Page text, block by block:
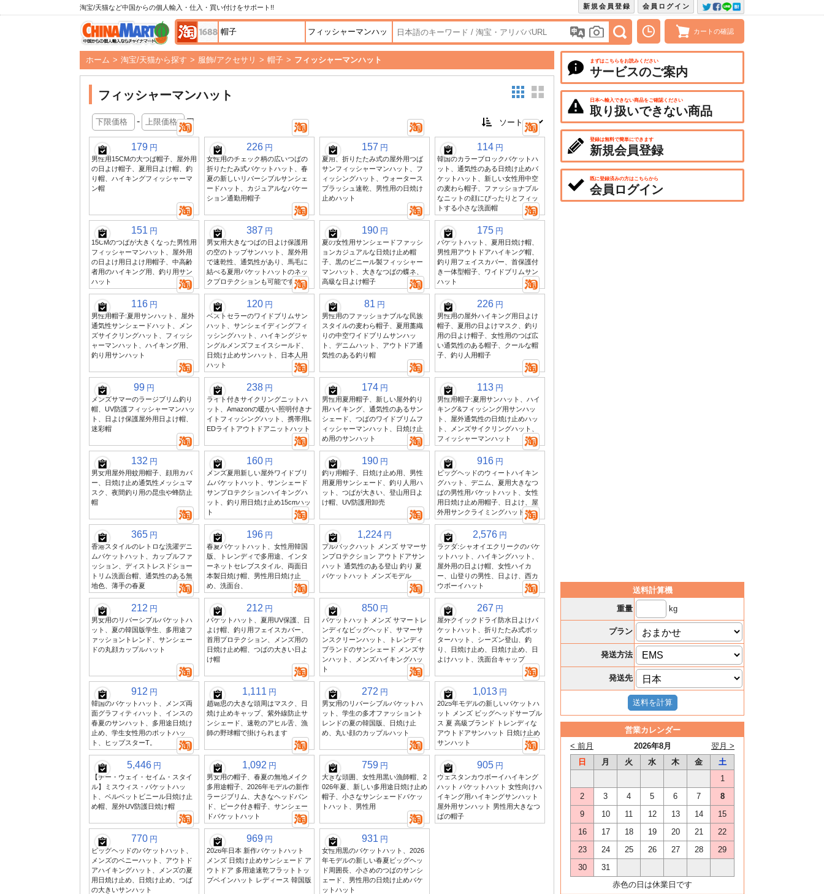
淘宝/天猫など中国からの個人輸入・仕入・買い付けをサポート!! 会員ログイン
新規会員登録
カートの確認
ホーム > 淘宝/天猫から探す > 服飾/アクセサリ > 帽子 > フィッシャーマンハット
フィッシャーマンハット
- 円
179 円
男性用15CMの大つば帽子、屋外用
の日よけ帽子、夏用日よけ帽、釣
り帽、ハイキングフィッシャーマ
ン帽
226 円
女性用のチェック柄の広いつばの
折りたたみ式バケットハット、春
夏の新しいリバーシブルサンシェ
ードハット、カジュアルなバケー
ション通勤用帽子
157 円
夏用、折りたたみ式の屋外用つば
サンフィッシャーマンハット、フ
ィッシングハット、ウォータース
プラッシュ速乾、男性用の日焼け
止めハット
114 円
韓国のカラーブロックバケットハ
ット、通気性のある日焼け止めバ
ケットハット、新しい女性用中空
の麦わら帽子、ファッショナブル
なニットの顔にぴったりとフィッ
トする小さな洗面帽
151 円
15CMのつばが大きくなった男性用
フィッシャーマンハット、屋外用
の日よけ用日よけ用帽子、中高齢
者用のハイキング用、釣り用サン
ハット
387 円
男女用大きなつばの日よけ保護用
の空のトップサンハット、屋外用
で速乾性、通気性があり、馬毛に
結べる夏用バケットハットのネッ
クプロテクションも可能です
190 円
夏の女性用サンシェードファッシ
ョンカジュアルな日焼け止め帽
子、黒のビニール製フィッシャー
マンハット、大きなつばの蝶ネ、
高級な日よけ帽子
175 円
バケットハット、夏用日焼け帽、
男性用アウトドアハイキング帽、
釣り用フェイスカバー、首保護付
き一体型帽子、ワイドブリムサン
ハット
116 円
男性用帽子:夏用サンハット、屋外
通気性サンシェードハット、メン
ズサイクリングハット、フィッシ
ャーマンハット、ハイキング用、
釣り用サンハット
120 円
ベストセラーのワイドブリムサン
ハット、サンシェイディングフィ
ッシングハット、ハイキングジャ
ングルメンズフェイスシールド、
日焼け止めサンハット、日本人用
ハット
81 円
男性用のファッショナブルな民族
スタイルの麦わら帽子、夏用藁織
りの中空ワイドブリムサンハッ
ト、デニムハット、アウトドア通
気性のある釣り帽
226 円
男性用の屋外ハイキング用日よけ
帽子、夏用の日よけマスク、釣り
用の日よけ帽子、女性用のつば広
い通気性のある帽子、クールな帽
子、釣り人用帽子
99 円
メンズサマーのラージブリム釣り
帽、UV防護フィッシャーマンハッ
ト、日よけ保護屋外用日よけ帽、
迷彩帽
238 円
ライト付きサイクリングニットハ
ット、Amazonの暖かい照明付きナ
イトフィッシングハット、携帯用L
EDライトアウトドアニットハット
174 円
男性用夏用帽子、新しい屋外釣り
用ハイキング、通気性のあるサン
シェード、つばのワイドブリムフ
ィッシャーマンハット、日焼け止
め用のサンハット
113 円
男性用帽子:夏用サンハット、ハイ
キング&フィッシング用サンハッ
ト、屋外通気性の日焼け止めハッ
ト、メンズサイクリングハット、
フィッシャーマンハット
132 円
男女用屋外用蚊用帽子、顔用カバ
ー、日焼け止め通気性メッシュマ
スク、夜間釣り用の昆虫や蜂防止
帽
160 円
メンズ夏用新しい屋外ワイドブリ
ムバケットハット、サンシェード
サンプロテクションハイキングハ
ット、釣り用日焼け止め15cmハッ
ト
190 円
釣り用帽子、日焼け止め用、男性
用夏用サンシェード、釣り人用ハ
ット、つばが大きい、登山用日よ
け帽、UV防護用卸売
916 円
ビッグヘッドのウィートハイキン
グハット、デニム、夏用大きなつ
ばの男性用バケットハット、女性
用日焼け止め用帽子、日よけ、屋
外用サンクライミングハット
365 円
香港スタイルのレトロな洗濯デニ
ムバケットハット、カップルファ
ッション、ディストレスドショー
トリム洗面台帽、通気性のある無
地色、薄手の春夏
196 円
春夏バケットハット、女性用韓国
版、トレンディで多用途、インタ
ーネットセレブスタイル、両面日
本製日焼け帽、男性用日焼け止
め、洗面台、
1,224 円
プルバックハット メンズ サマーサ
ンプロテクション アウトドアサン
ハット 通気性のある登山 釣り 夏
バケットハット メンズモデル
2,576 円
ラクダ:シャオイエクリークのバケ
ットハット、ハイキングハット、
屋外用の日よけ帽、女性ハイカ
ー、山登りの男性、日よけ、西カ
ウボーイハット
212 円
男女用のリバーシブルバケットハ
ット、夏の韓国版学生、多用途フ
ァッショントレンド、サンシェー
ドの丸顔カップルハット
212 円
バケットハット、夏用UV保護、日
よけ帽、釣り用フェイスカバー、
首用プロテクション、メンズ用の
日焼け止め帽、つばの大きい日よ
け帽
850 円
バケットハット メンズ サマートレ
ンディなビッグヘッド、サマーサ
ンスクリーンハット、トレンディ
ブランドのサンシェード メンズサ
ンハット、メンズハイキングハッ
ト
267 円
屋外クイックドライ防水日よけバ
ケットハット、折りたたみ式ポッ
ターハット、シーズン登山、釣
り、日焼け止め、日焼け止め、日
よけハット、洗面台キャップ
912 円
韓国のバケットハット、メンズ両
面グラフィティハット、インスの
春夏のサンハット、多用途日焼け
止め、学生女性用のポットハッ
ト、ヒップスターT。
1,111 円
趙璐思の大きな頭周はマスク、日
焼け止めキャップ、紫外線防止サ
ンシェード、速乾のアヒル舌、漁
師の野球帽で掛けられます
272 円
男女用のリバーシブルバケットハ
ット、学生の多才ファッショント
レンドの夏の韓国版、日焼け止
め、丸い顔のカップルハット
1,013 円
2025年モデルの新しいバケットハ
ット メンズ ビッグヘッドサープル
ス 夏 高級ブランド トレンディな
アウトドアサンハット 日焼け止め
サンハット
5,446 円
【チー・ウェイ・セイム・スタイ
ル】ミスウィス・バケットハッ
ト、ベルベットビニール日焼け止
め帽、屋外UV防護日焼け帽
1,092 円
男女用の帽子、春夏の無地メイク
多用途帽子、2026年モデルの新作
ラージブリム、大きなヘッドバン
ド、ピーク付き帽子、サンシェー
ドバケットハット
759 円
大きな頭囲、女性用黒い漁師帽、2
026年夏、新しい多用途日焼け止め
帽子、小さなサンシェードバケッ
トハット、男性用
905 円
ウェスタンカウボーイハイキング
ハット バケットハット 女性向けハ
イキング用ハイキングサンハット
屋外用サンハット 男性用大きなつ
ばの帽子
770 円
ビッグヘッドのバケットハット、
メンズのベニーハット、アウトド
アハイキングハット、メンズの夏
用日焼け止め、日焼け止め、つば
の大きいサンハット
969 円
2026年日本 新作バケットハット
メンズ 日焼け止めサンシェード ア
ウトドア 多用途速乾フラットトッ
プベインハット レディース 韓国版
931 円
女性用黒のバケットハット、2026
年モデルの新しい春夏ビッグヘッ
ド周囲長、小さめのつばのサンシ
ェード、男性用の日焼け止めバケ
ットハット
まずはこちらをお読みください
サービスのご案内
日本へ輸入できない商品をご確認ください
取り扱いできない商品
登録は無料で簡単にできます
新規会員登録
既に登録済みの方はこちらから
会員ログイン
送料計算機
重量
kg
プラン
発送方法
発送先
営業カレンダー
2026年8月
< 前月
翌月 >
日
月 火 水 木 金
土
1
2
3 4 5 6 7
8
9
10 11 12 13 14
15
16
17 18 19 20 21
22
23
24 25 26 27 28
29
30
31
赤色の日は休業日です